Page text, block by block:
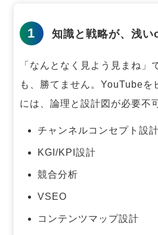
1 知識と戦略が、浅い
「なんとなく見よう見まね」
も、勝てません。 YouTubeを
には、論理と設計図が必要不
チャンネルコンセプト設計
KGI/KPI設計
競合分析
VSEO
コンテンツマップ設計